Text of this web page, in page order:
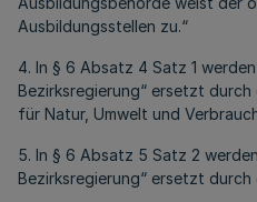
Ausbildungsstellen zu.“
4. In § 6 Absatz 4 Satz 1
Bezirksregierung“ ersetzt durch
für Natur, Umwelt und
5. In § 6 Absatz 5 Satz 2
Bezirksregierung“ ersetzt durch